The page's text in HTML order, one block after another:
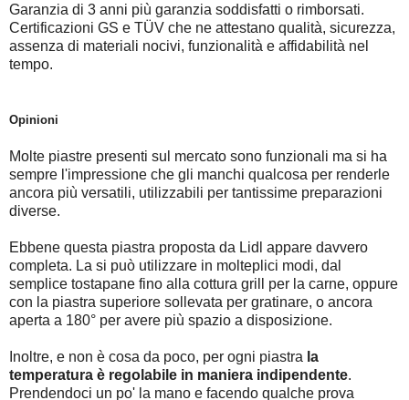
Garanzia di 3 anni più garanzia soddisfatti o rimborsati.
Certificazioni GS e TÜV che ne attestano qualità, sicurezza,
assenza di materiali nocivi, funzionalità e affidabilità nel
tempo.
Opinioni
Molte piastre presenti sul mercato sono funzionali ma si ha
sempre l'impressione che gli manchi qualcosa per renderle
ancora più versatili, utilizzabili per tantissime preparazioni
diverse.
Ebbene questa piastra proposta da Lidl appare davvero
completa. La si può utilizzare in molteplici modi, dal
semplice tostapane fino alla cottura grill per la carne, oppure
con la piastra superiore sollevata per gratinare, o ancora
aperta a 180° per avere più spazio a disposizione.
Inoltre, e non è cosa da poco, per ogni piastra la
temperatura è regolabile in maniera indipendente.
Prendendoci un po' la mano e facendo qualche prova